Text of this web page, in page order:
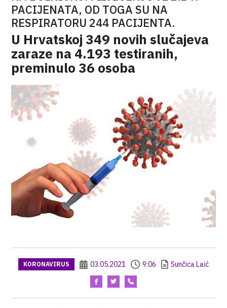
PACIJENATA, OD TOGA SU NA
RESPIRATORU 244 PACIJENTA.
U Hrvatskoj 349 novih slučajeva
zaraze na 4.193 testiranih,
preminulo 36 osoba
KORONAVIRUS 03.05.2021 9:06 Sunčica Laić